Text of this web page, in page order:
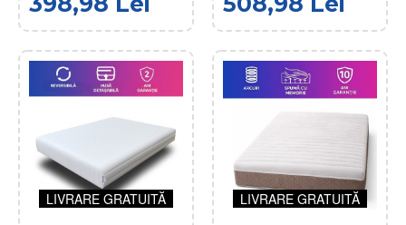
LIVRARE GRATUITĂ
Saltea RUBINO 11cm
569,00 Lei 398,98 Lei
COMPARĂ PRODUSUL
ADAUGĂ LA FAVORITE
LIVRARE GRATUITĂ LIVRARE GRATUITĂ